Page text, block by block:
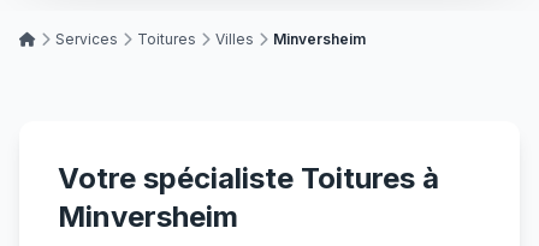
Services Toitures Villes Minversheim
Votre spécialiste Toitures à
Minversheim